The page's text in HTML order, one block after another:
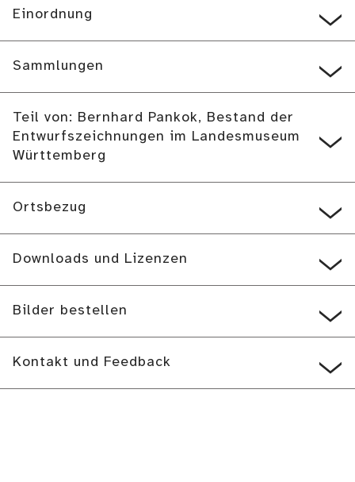
Einordnung
Sammlungen
Teil von: Bernhard Pankok, Bestand der
Entwurfszeichnungen im Landesmuseum
Württemberg
Ortsbezug
Downloads und Lizenzen
Bilder bestellen
Kontakt und Feedback